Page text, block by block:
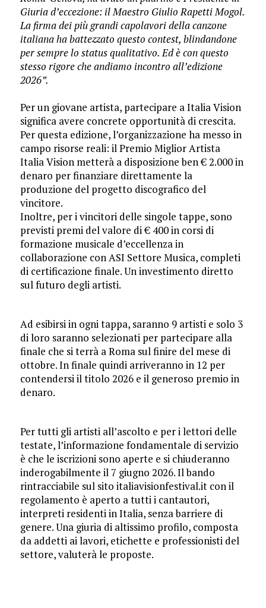
Giuria d’eccezione: il Maestro Giulio Rapetti Mogol.
La firma dei più grandi capolavori della canzone
italiana ha battezzato questo contest, blindandone
per sempre lo status qualitativo. Ed è con questo
stesso rigore che andiamo incontro all’edizione
2026”.
​Per un giovane artista, partecipare a Italia Vision
significa avere concrete opportunità di crescita.
Per questa edizione, l’organizzazione ha messo in
campo risorse reali: il Premio Miglior Artista
Italia Vision metterà a disposizione ben € 2.000 in
denaro per finanziare direttamente la
produzione del progetto discografico del
vincitore.
Inoltre, per i vincitori delle singole tappe, sono
previsti premi del valore di € 400 in corsi di
formazione musicale d’eccellenza in
collaborazione con ASI Settore Musica, completi
di certificazione finale. Un investimento diretto
sul futuro degli artisti.
Ad esibirsi in ogni tappa, saranno 9 artisti e solo 3
di loro saranno selezionati per partecipare alla
finale che si terrà a Roma sul finire del mese di
ottobre. In finale quindi arriveranno in 12 per
contendersi il titolo 2026 e il generoso premio in
denaro.
Per tutti gli artisti all’ascolto e per i lettori delle
testate, l’informazione fondamentale di servizio
è che le iscrizioni sono aperte e si chiuderanno
inderogabilmente il 7 giugno 2026. Il bando
rintracciabile sul sito italiavisionfestival.it con il
regolamento è aperto a tutti i cantautori,
interpreti residenti in Italia, senza barriere di
genere. Una giuria di altissimo profilo, composta
da addetti ai lavori, etichette e professionisti del
settore, valuterà le proposte.